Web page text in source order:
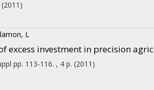
(2011)
L
excess investment in precision
pp. 113-116. , 4 p. (2011)